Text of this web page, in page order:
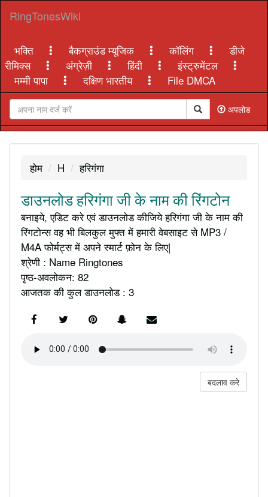
RingTonesWiki
भक्ति बैकग्राउंड म्यूजिक कॉलिंग
डीजे
रीमिक्स
अंग्रेज़ी हिंदी
इंस्ट्रुमेंटल
मम्मी पापा
दक्षिण भारतीय File DMCA
अपलोड
होम H हरिगंगा
डाउनलोड हरिगंगा जी के नाम की रिंगटोन
बनाइये, एडिट करे एवं डाउनलोड कीजिये हरिगंगा जी के नाम की
रिंगटोन्स वह भी बिलकुल मुफ्त में हमारी वेबसाइट से MP3 /
M4A फोर्मट्स में अपने स्मार्ट फ़ोन के लिए|
श्रेणी : Name Ringtones
पृष्ठ-अवलोकन: 82
आजतक की कुल डाउनलोड : 3
बदलाव करे